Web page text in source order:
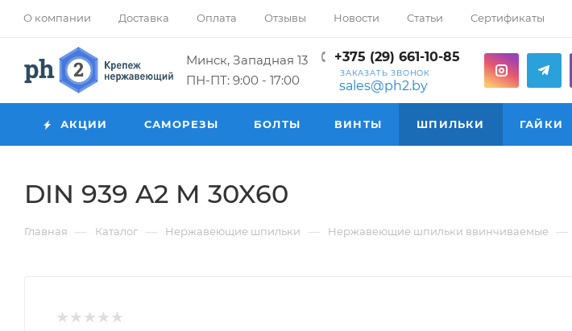
О компании Доставка Оплата Отзывы Новости Статьи Сертификаты
Минск, Западная 13
ПН-ПТ: 9:00 - 17:00
+375 (29) 661-10-85
ЗАКАЗАТЬ ЗВОНОК
sales@ph2.by
АКЦИИ САМОРЕЗЫ БОЛТЫ ВИНТЫ ШПИЛЬКИ ГАЙКИ
DIN 939 A2 M 30X60
Главная — Каталог — Нержавеющие шпильки — Нержавеющие шпильки ввинчиваемые —